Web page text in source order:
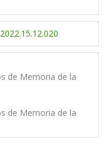
de Memoria de la
de Memoria de la